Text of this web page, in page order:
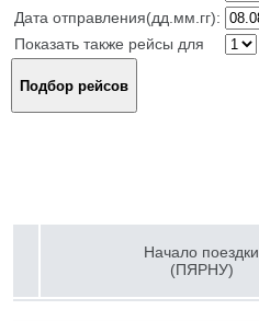
Дата отправления(дд.мм.гг):
Показать также рейсы для
Начало поездки
(ПЯРНУ)